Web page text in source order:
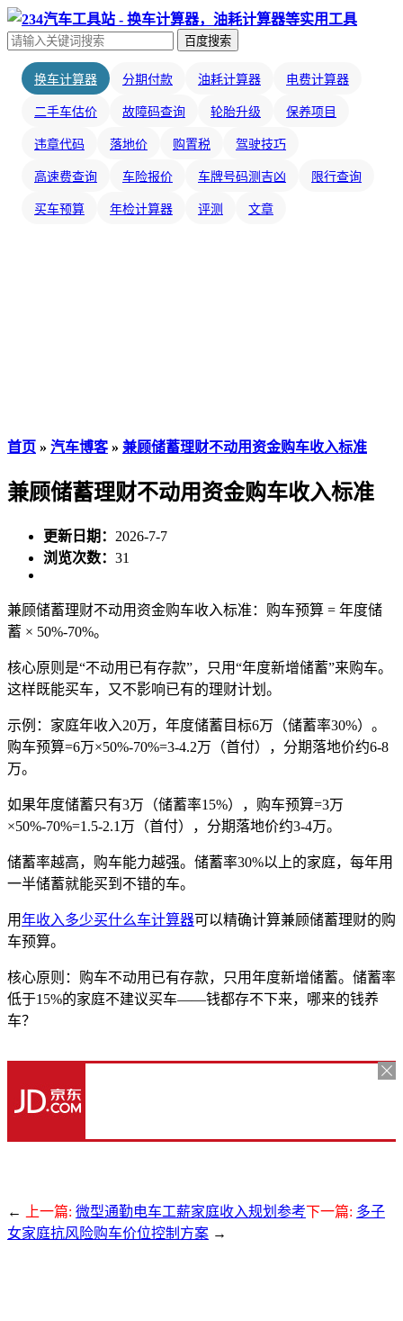
百度搜索
换车计算器 分期付款 油耗计算器 电费计算器
二手车估价 故障码查询 轮胎升级 保养项目
违章代码 落地价 购置税 驾驶技巧
高速费查询 车险报价 车牌号码测吉凶 限行查询
买车预算 年检计算器 评测 文章
首页 » 汽车博客» 兼顾储蓄理财不动用资金购车收入标准
兼顾储蓄理财不动用资金购车收入标准
更新日期： 2026-7-7
浏览次数： 31
兼顾储蓄理财不动用资金购车收入标准：购车预算 = 年度储
蓄 × 50%-70%。
核心原则是“不动用已有存款”，只用“年度新增储蓄”来购车。
这样既能买车，又不影响已有的理财计划。
示例：家庭年收入20万，年度储蓄目标6万（储蓄率30%）。
购车预算=6万×50%-70%=3-4.2万（首付），分期落地价约6-8
万。
如果年度储蓄只有3万（储蓄率15%），购车预算=3万
×50%-70%=1.5-2.1万（首付），分期落地价约3-4万。
储蓄率越高，购车能力越强。储蓄率30%以上的家庭，每年用
一半储蓄就能买到不错的车。
用年收入多少买什么车计算器可以精确计算兼顾储蓄理财的购
车预算。
核心原则：购车不动用已有存款，只用年度新增储蓄。储蓄率
低于15%的家庭不建议买车——钱都存不下来，哪来的钱养
车？
← 上一篇: 微型通勤电车工薪家庭收入规划参考下一篇: 多子
女家庭抗风险购车价位控制方案 →